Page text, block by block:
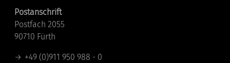
Postanschrift
Postfach 2055
90710 Fürth
+49 (0)911 950 988 - 0